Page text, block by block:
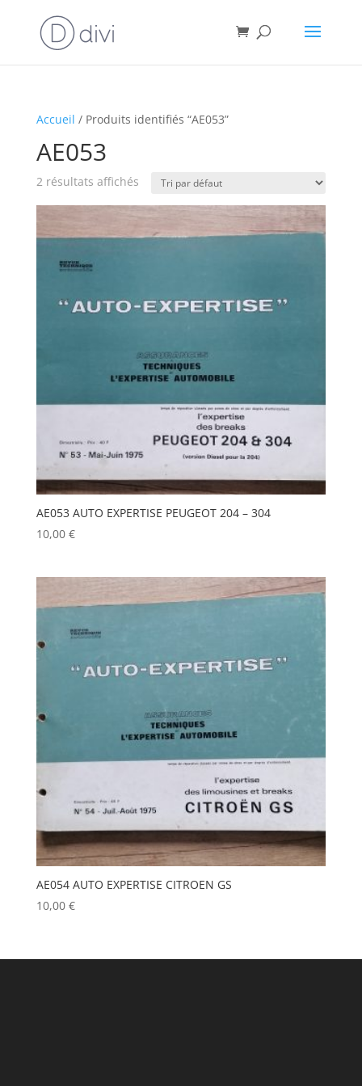
Accueil / Produits identifiés “AE053”
AE053
2 résultats affichés
AE053 AUTO EXPERTISE PEUGEOT 204 – 304
10,00 €
AE054 AUTO EXPERTISE CITROEN GS
10,00 €